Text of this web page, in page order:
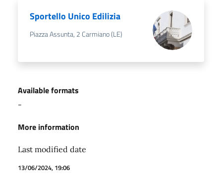
Sportello Unico Edilizia
Piazza Assunta, 2 Carmiano (LE)
Available formats
-
More information
Last modified date
13/06/2024, 19:06